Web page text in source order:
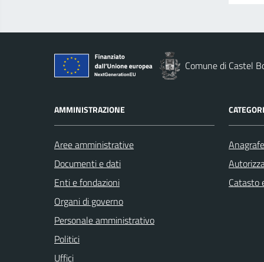
Comune di Castel
AMMINISTRAZIONE
Aree amministrative
Documenti e dati
Enti e fondazioni
Organi di governo
Personale amministrativo
Politici
Uffici
Catasto